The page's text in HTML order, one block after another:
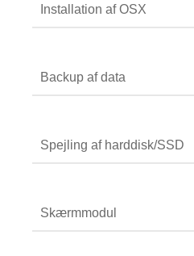
Installation af OSX
Backup af data
Spejling af harddisk/SSD
Skærmmodul